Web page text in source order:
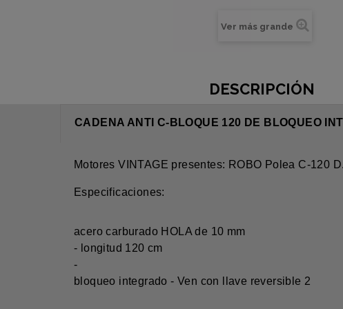
Ver más grande
DESCRIPCIÓN
CADENA ANTI C-BLOQUE 120 DE BLOQUEO
Motores VINTAGE presentes: ROBO Polea C-120
Especificaciones:
acero carburado HOLA de 10 mm
- longitud 120 cm
-
bloqueo integrado - Ven con llave reversible 2